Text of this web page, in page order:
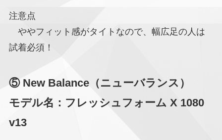
注意点
ややフィット感がタイトなので、幅広足の人は
試着必須！
⑤ New Balance（ニューバランス）
モデル名：フレッシュフォーム X 1080
v13